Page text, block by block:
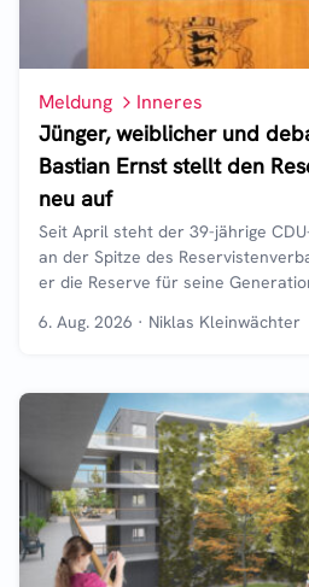
Meldung Inneres
Jünger, weiblicher und
Bastian Ernst stellt den
neu auf
Seit April steht der 39-jährige
an der Spitze des
er die Reserve für seine
6. Aug. 2026 · Niklas Kleinwächter